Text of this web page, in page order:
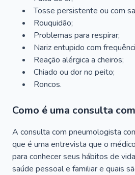
Tosse persistente ou com
Rouquidão;
Problemas para respirar;
Nariz entupido com
Reação alérgica a cheiros;
Chiado ou dor no peito;
Roncos.
Como é uma consulta
A consulta com pneumologista
que é uma entrevista que o
para conhecer seus hábitos de
saúde pessoal e familiar e quais